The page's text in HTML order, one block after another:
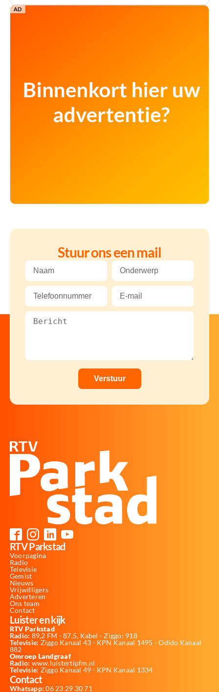
AD
Stuur ons een mail
RTV Parkstad
Voorpagina
Radio
Televisie
Gemist
Nieuws
Vrijwilligers
Adverteren
Ons team
Contact
Luister en kijk
RTV Parkstad
Radio: 89,2 FM - 87,5, Kabel - Ziggo: 918
Televisie: Ziggo Kanaal 43 - KPN Kanaal 1495 - Odido Kanaal
882
Omroep Landgraaf
Radio: www.luistertipfm.nl
Televisie: Ziggo Kanaal 49 - KPN Kanaal 1334
Contact
Whatsapp: 06 23 29 30 71